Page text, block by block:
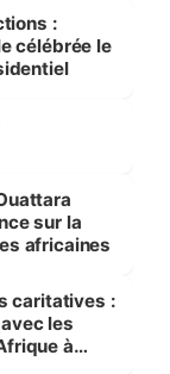
:
célébrée le
sur la
africaines
caritatives :
les
à